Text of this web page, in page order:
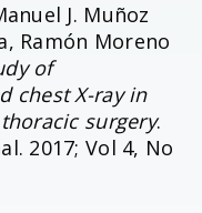
J. Muñoz
Ramón Moreno
of
chest X-ray in
surgery.
2017; Vol 4, No